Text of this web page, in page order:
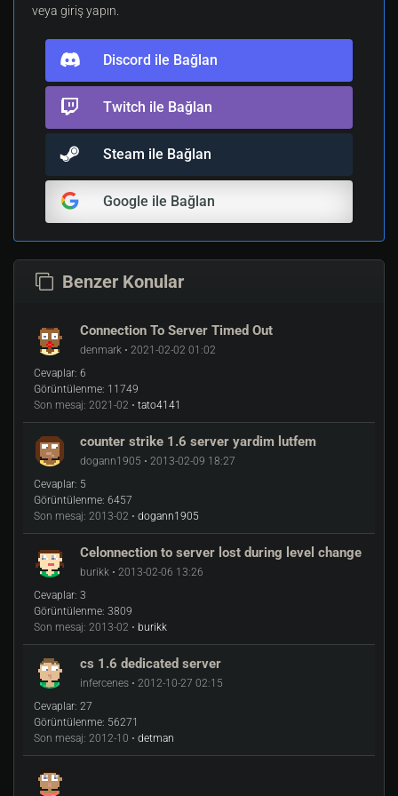
veya giriş yapın.
Discord ile Bağlan
Twitch ile Bağlan
Steam ile Bağlan
Google ile Bağlan
Benzer Konular
Connection To Server Timed Out
denmark • 2021-02-02 01:02
Cevaplar: 6
Görüntülenme: 11749
Son mesaj: 2021-02 • tato4141
counter strike 1.6 server yardim lutfem
dogann1905 • 2013-02-09 18:27
Cevaplar: 5
Görüntülenme: 6457
Son mesaj: 2013-02 • dogann1905
Celonnection to server lost during level change
burikk • 2013-02-06 13:26
Cevaplar: 3
Görüntülenme: 3809
Son mesaj: 2013-02 • burikk
cs 1.6 dedicated server
infercenes • 2012-10-27 02:15
Cevaplar: 27
Görüntülenme: 56271
Son mesaj: 2012-10 • detman